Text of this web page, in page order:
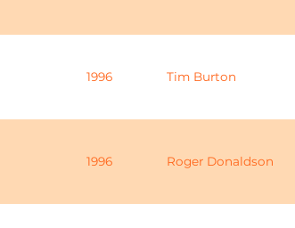
1996 Tim Burton
1996 Roger Donaldson